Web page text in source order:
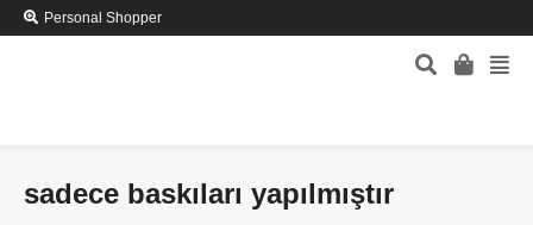
Personal Shopper
sadece baskıları yapılmıştır